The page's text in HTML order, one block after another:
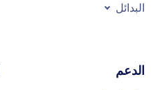
البدائل
الدعم